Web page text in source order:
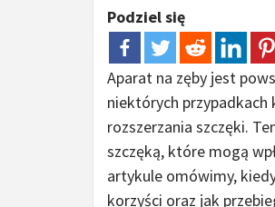
Podziel się
Aparat na zęby jest
niektórych przypadkach
rozszerzania szczęki.
szczęką, które mogą
artykule omówimy,
korzyści oraz jak